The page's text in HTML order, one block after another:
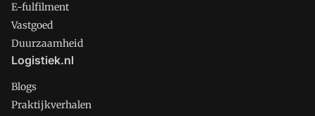
E-fulfilment
Vastgoed
Duurzaamheid
Logistiek.nl
Blogs
Praktijkverhalen